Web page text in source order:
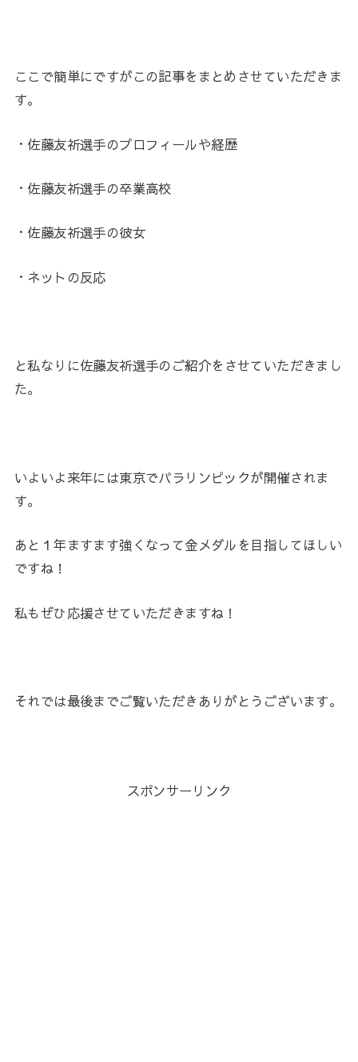
ここで簡単にですがこの記事をまとめさせていただきま
す。
・ 佐藤友祈選手のプロフィールや経歴
・ 佐藤友祈選手の卒業高校
・ 佐藤友祈選手の彼女
・ネットの反応
と私なりに佐藤友祈選手のご紹介をさせていただきまし
た。
いよいよ来年には東京でパラリンピックが開催されま
す。
あと１年ますます強くなって金メダルを目指してほしい
ですね！
私もぜひ応援させていただきますね！
それでは最後までご覧いただきありがとうございます。
スポンサーリンク